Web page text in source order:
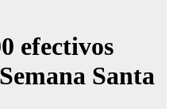
efectivos
Santa